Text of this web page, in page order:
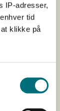
IP-adresser,
tid
klikke på